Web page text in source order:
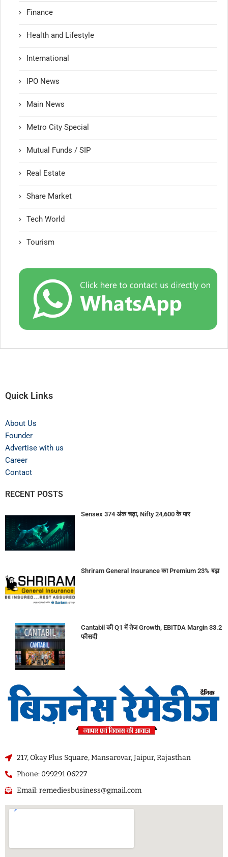
Finance
Health and Lifestyle
International
IPO News
Main News
Metro City Special
Mutual Funds / SIP
Real Estate
Share Market
Tech World
Tourism
Quick Links
About Us
Founder
Advertise with us
Career
Contact
RECENT POSTS
Sensex 374 अंक चढ़ा, Nifty 24,600 के पार
Shriram General Insurance का Premium 23% बढ़ा
Cantabil की Q1 में तेज Growth, EBITDA Margin 33.2
फीसदी
217, Okay Plus Square, Mansarovar, Jaipur, Rajasthan
Phone: 099291 06227
Email: remediesbusiness@gmail.com